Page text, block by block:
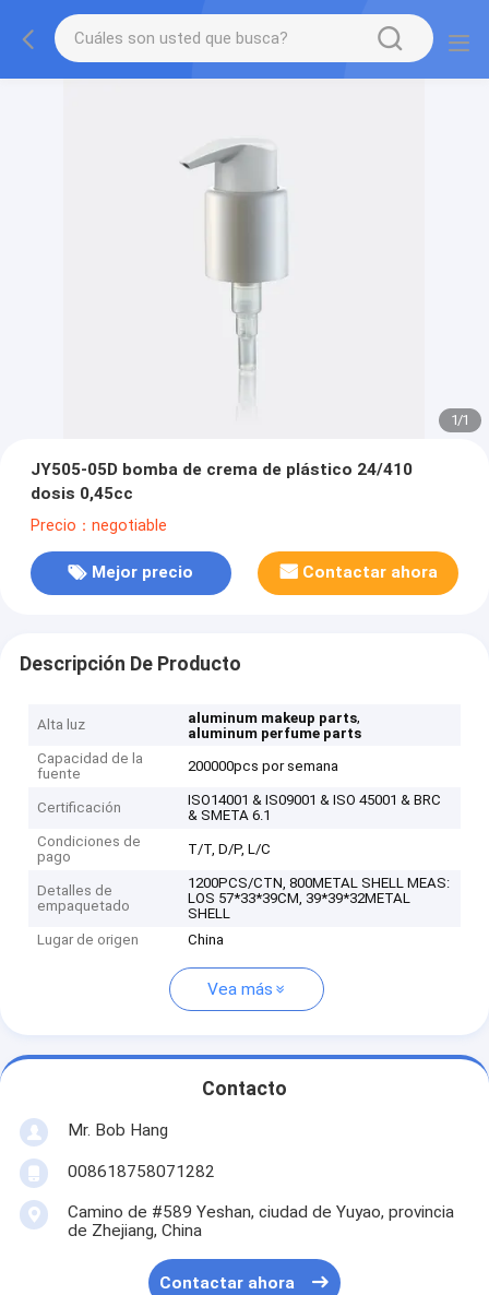
1/1
JY505-05D bomba de crema de plástico 24/410
dosis 0,45cc
Precio：negotiable
Mejor precio Contactar ahora
Descripción De Producto
Alta luz aluminum makeup parts,
aluminum perfume parts
Capacidad de la
fuente
200000pcs por semana
Certificación
ISO14001 & IS09001 & ISO 45001 & BRC
& SMETA 6.1
Condiciones de
pago
T/T, D/P, L/C
Detalles de
empaquetado
1200PCS/CTN, 800METAL SHELL MEAS:
LOS 57*33*39CM, 39*39*32METAL
SHELL
Lugar de origen
China
Vea más
Contacto
Mr. Bob Hang
008618758071282
Camino de #589 Yeshan, ciudad de Yuyao, provincia
de Zhejiang, China
Contactar ahora